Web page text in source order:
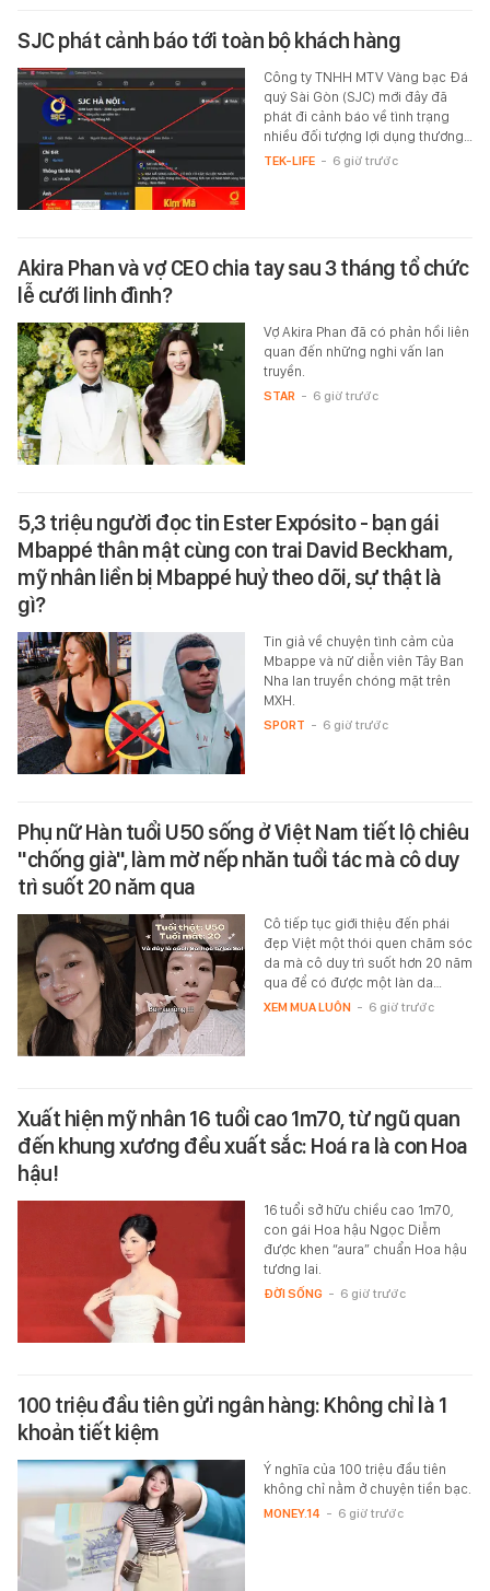
SJC phát cảnh báo tới toàn bộ khách hàng
Công ty TNHH MTV Vàng bạc Đá
quý Sài Gòn (SJC) mới đây đã
phát đi cảnh báo về tình trạng
nhiều đối tượng lợi dụng thương…
TEK-LIFE - 6 giờ trước
Akira Phan và vợ CEO chia tay sau 3 tháng tổ chức
lễ cưới linh đình?
Vợ Akira Phan đã có phản hồi liên
quan đến những nghi vấn lan
truyền.
STAR - 6 giờ trước
5,3 triệu người đọc tin Ester Expósito - bạn gái
Mbappé thân mật cùng con trai David Beckham,
mỹ nhân liền bị Mbappé huỷ theo dõi, sự thật là
gì?
Tin giả về chuyện tình cảm của
Mbappe và nữ diễn viên Tây Ban
Nha lan truyền chóng mặt trên
MXH.
SPORT - 6 giờ trước
Phụ nữ Hàn tuổi U50 sống ở Việt Nam tiết lộ chiêu
"chống già", làm mờ nếp nhăn tuổi tác mà cô duy
trì suốt 20 năm qua
Cô tiếp tục giới thiệu đến phái
đẹp Việt một thói quen chăm sóc
da mà cô duy trì suốt hơn 20 năm
qua để có được một làn da…
XEM MUA LUÔN - 6 giờ trước
Xuất hiện mỹ nhân 16 tuổi cao 1m70, từ ngũ quan
đến khung xương đều xuất sắc: Hoá ra là con Hoa
hậu!
16 tuổi sở hữu chiều cao 1m70,
con gái Hoa hậu Ngọc Diễm
được khen “aura” chuẩn Hoa hậu
tương lai.
ĐỜI SỐNG - 6 giờ trước
100 triệu đầu tiên gửi ngân hàng: Không chỉ là 1
khoản tiết kiệm
Ý nghĩa của 100 triệu đầu tiên
không chỉ nằm ở chuyện tiền bạc.
MONEY.14 - 6 giờ trước